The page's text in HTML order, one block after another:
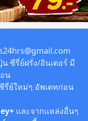
ซีรี่ย์ฝรั่ง/อินเตอร์ มี
น
รี่ย์ใหม่ๆ อัพเดทก่อน
และจากแหล่งอื่นๆ